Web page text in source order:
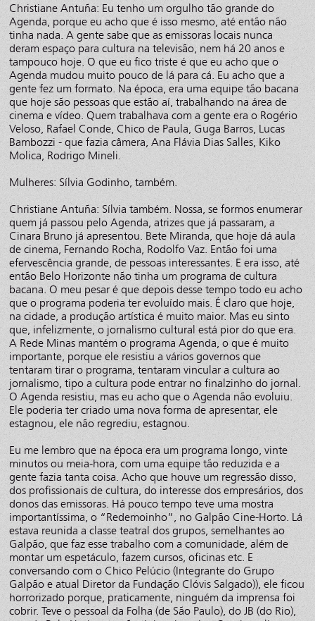
Christiane Antuña: Eu tenho um orgulho tão grande do
Agenda, porque eu acho que é isso mesmo, até então não
tinha nada. A gente sabe que as emissoras locais nunca
deram espaço para cultura na televisão, nem há 20 anos e
tampouco hoje. O que eu fico triste é que eu acho que o
Agenda mudou muito pouco de lá para cá. Eu acho que a
gente fez um formato. Na época, era uma equipe tão bacana
que hoje são pessoas que estão aí, trabalhando na área de
cinema e vídeo. Quem trabalhava com a gente era o Rogério
Veloso, Rafael Conde, Chico de Paula, Guga Barros, Lucas
Bambozzi - que fazia câmera, Ana Flávia Dias Salles, Kiko
Molica, Rodrigo Mineli.
Mulheres: Sílvia Godinho, também.
Christiane Antuña: Sílvia também. Nossa, se formos enumerar
quem já passou pelo Agenda, atrizes que já passaram, a
Cinara Bruno já apresentou. Bete Miranda, que hoje dá aula
de cinema, Fernando Rocha, Rodolfo Vaz. Então foi uma
efervescência grande, de pessoas interessantes. E era isso, até
então Belo Horizonte não tinha um programa de cultura
bacana. O meu pesar é que depois desse tempo todo eu acho
que o programa poderia ter evoluído mais. É claro que hoje,
na cidade, a produção artística é muito maior. Mas eu sinto
que, infelizmente, o jornalismo cultural está pior do que era.
A Rede Minas mantém o programa Agenda, o que é muito
importante, porque ele resistiu a vários governos que
tentaram tirar o programa, tentaram vincular a cultura ao
jornalismo, tipo a cultura pode entrar no finalzinho do jornal.
O Agenda resistiu, mas eu acho que o Agenda não evoluiu.
Ele poderia ter criado uma nova forma de apresentar, ele
estagnou, ele não regrediu, estagnou.
Eu me lembro que na época era um programa longo, vinte
minutos ou meia-hora, com uma equipe tão reduzida e a
gente fazia tanta coisa. Acho que houve um regressão disso,
dos profissionais de cultura, do interesse dos empresários, dos
donos das emissoras. Há pouco tempo teve uma mostra
importantíssima, o “Redemoinho”, no Galpão Cine-Horto. Lá
estava reunida a classe teatral dos grupos, semelhantes ao
Galpão, que faz esse trabalho com a comunidade, além de
montar um espetáculo, fazem cursos, oficinas etc. E
conversando com o Chico Pelúcio (Integrante do Grupo
Galpão e atual Diretor da Fundação Clóvis Salgado)), ele ficou
horrorizado porque, praticamente, ninguém da imprensa foi
cobrir. Teve o pessoal da Folha (de São Paulo), do JB (do Rio),